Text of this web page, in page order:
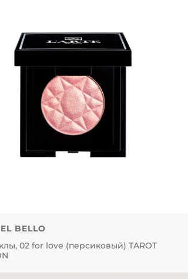
BELLO
02 for love (персиковый) TAROT